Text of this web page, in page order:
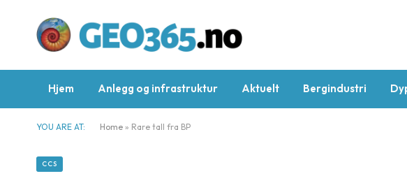
Hjem Anlegg og infrastruktur Aktuelt Bergindustri
YOU ARE AT: Home » Rare tall fra BP
CCS